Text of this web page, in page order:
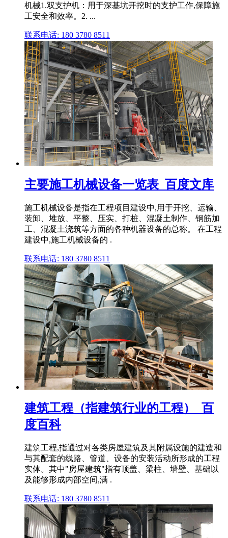
机械1.双支护机：用于深基坑开挖时的支护工作,保障施
工安全和效率。2. ...
联系电话: 180 3780 8511
主要施工机械设备一览表_百度文库
施工机械设备是指在工程项目建设中,用于开挖、运输、
装卸、堆放、平整、压实、打桩、混凝土制作、钢筋加
工、混凝土浇筑等方面的各种机器设备的总称。 在工程
建设中,施工机械设备的 .
联系电话: 180 3780 8511
建筑工程（指建筑行业的工程）_百
度百科
建筑工程,指通过对各类房屋建筑及其附属设施的建造和
与其配套的线路、管道、设备的安装活动所形成的工程
实体。其中"房屋建筑"指有顶盖、梁柱、墙壁、基础以
及能够形成内部空间,满 .
联系电话: 180 3780 8511